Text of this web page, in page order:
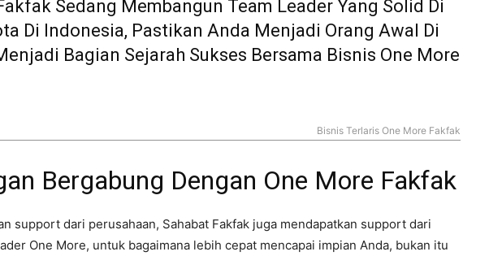
Sedang Membangun Team Leader Yang Solid Di
Di Indonesia, Pastikan Anda Menjadi Orang Awal Di
Bagian Sejarah Sukses Bersama Bisnis One More
Bisnis Terlaris One More Fakfak
Bergabung Dengan One More Fakfak
support dari perusahaan, Sahabat Fakfak juga mendapatkan support dari
One More, untuk bagaimana lebih cepat mencapai impian Anda, bukan itu